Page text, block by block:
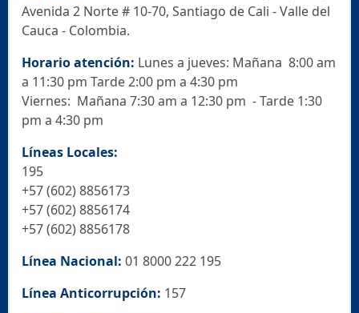
Avenida 2 Norte # 10-70, Santiago de Cali - Valle del
Cauca - Colombia.
Horario atención: Lunes a jueves: Mañana 8:00 am
a 11:30 pm Tarde 2:00 pm a 4:30 pm
Viernes: Mañana 7:30 am a 12:30 pm - Tarde 1:30
pm a 4:30 pm
Líneas Locales:
195
+57 (602) 8856173
+57 (602) 8856174
+57 (602) 8856178
Línea Nacional: 01 8000 222 195
Línea Anticorrupción: 157